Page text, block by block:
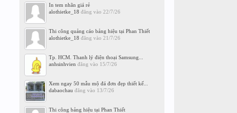
In tem nhãn giá rẻ
alothietke_18 đăng vào 22/7/26
Thi công quảng cáo bảng hiệu tại Phan Thiết
alothietke_18 đăng vào 21/7/26
Tp. HCM. Thanh lý điện thoại Samsung...
anhsinhvien đăng vào 15/7/26
Xem ngay 50 mẫu mộ đá đơn đẹp thiết kế...
dabaochau đăng vào 13/7/26
Thi công bảng hiệu tại Phan Thiết